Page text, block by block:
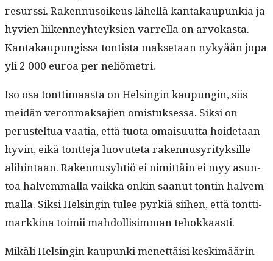
resurssi. Raken­nu­soikeus lähel­lä kan­takaupunkia ja
hyvien liiken­ney­hteyk­sien var­rel­la on arvokas­ta.
Kan­takaupungis­sa ton­tista mak­se­taan nykyään jopa
yli 2 000 euroa per neliömetri.
Iso osa tont­ti­maas­ta on Helsin­gin kaupun­gin, siis
mei­dän veron­mak­sajien omis­tuk­ses­sa. Sik­si on
perustel­tua vaa­tia, että tuo­ta omaisu­ut­ta hoide­taan
hyvin, eikä tont­te­ja luovute­ta raken­nusyri­tyk­sille
ali­hin­taan. Raken­nusy­htiö ei nimit­täin ei myy asun­
toa halvem­mal­la vaik­ka onkin saanut ton­tin halvem­
mal­la. Sik­si Helsin­gin tulee pyrk­iä siihen, että tont­ti­
markki­na toimii mah­dol­lisim­man tehokkaasti.
Mikäli Helsin­gin kaupun­ki menet­täisi keskimäärin